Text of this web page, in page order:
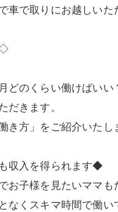
車で取りにお越しいた
どのくらい働けばいい
だきます。
方」をご紹介いたし
収入を得られます◆
お子様を見たいママも
なくスキマ時間で働い